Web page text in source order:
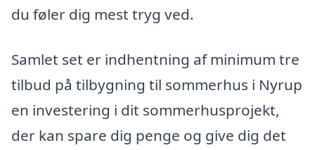
du føler dig mest tryg ved.
Samlet set er indhentning af minimum tre
tilbud på tilbygning til sommerhus i Nyrup
en investering i dit sommerhusprojekt,
der kan spare dig penge og give dig det